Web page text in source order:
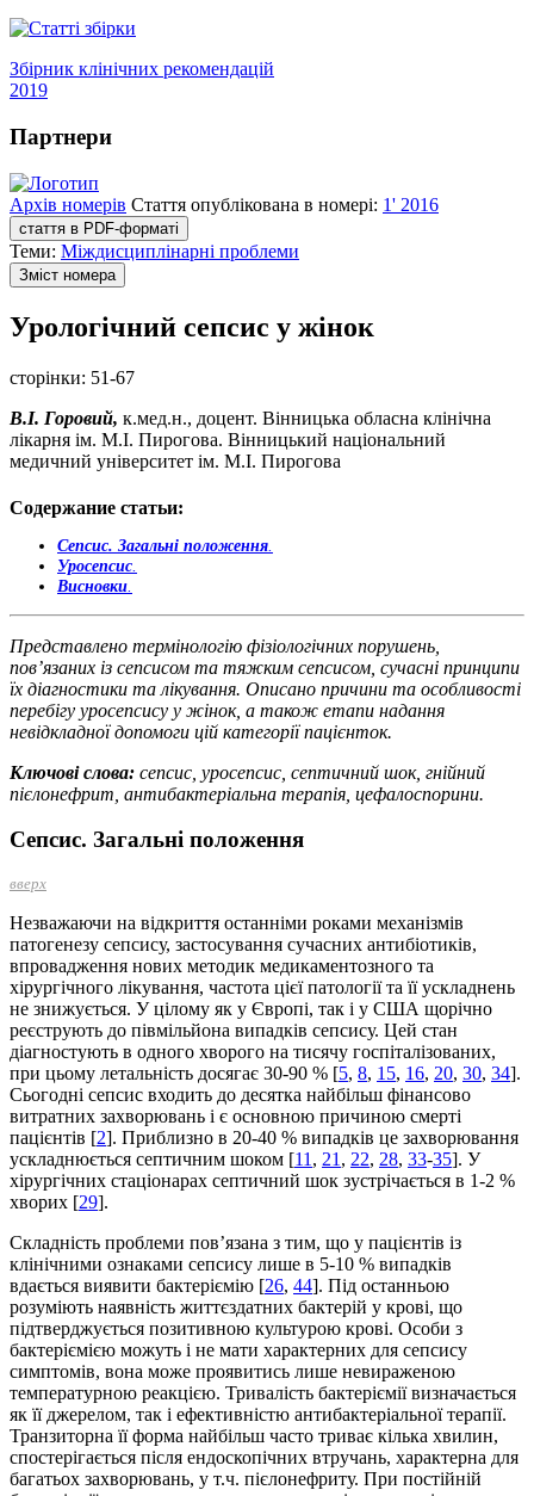
Збірник клінічних рекомендацій
2019
Партнери
Архів номерів Стаття опублікована в номері: 1' 2016
стаття в PDF-форматі
Теми: Міждисциплінарні проблеми
Зміст номера
Урологічний сепсис у жінок
сторінки: 51-67
В.І. Горовий, к.мед.н., доцент. Вінницька обласна клінічна
лікарня ім. М.І. Пирогова. Вінницький національний
медичний університет ім. М.І. Пирогова
Содержание статьи:
Сепсис. Загальні положення.
Уросепсис.
Висновки.
Представлено термінологію фізіологічних порушень,
пов’язаних із сепсисом та тяжким сепсисом, сучасні принципи
їх діагностики та лікування. Описано причини та особливості
перебігу уросепсису у жінок, а також етапи надання
невідкладної допомоги цій категорії пацієнток.
Ключові слова: сепсис, уросепсис, септичний шок, гнійний
пієлонефрит, антибактеріальна терапія, цефалоспорини.
Сепсис. Загальні положення
вверх
Незважаючи на відкриття останніми роками механізмів
патогенезу сепсису, застосування сучасних антибіотиків,
впровадження нових методик медикаментозного та
хірургічного лікування, частота цієї патології та її ускладнень
не знижується. У цілому як у Європі, так і у США щорічно
реєструють до півмільйона випадків сепсису. Цей стан
діагностують в одного хворого на тисячу госпіталізованих,
при цьому летальність досягає 30-90 % [5, 8, 15, 16, 20, 30, 34].
Сьогодні сепсис входить до десятка найбільш фінансово
витратних захворювань і є основною причиною смерті
пацієнтів [2]. Приблизно в 20-40 % випадків це захворювання
ускладнюється септичним шоком [11, 21, 22, 28, 33-35]. У
хірургічних стаціонарах септичний шок зустрічається в 1-2 %
хворих [29].
Складність проблеми пов’язана з тим, що у пацієнтів із
клінічними ознаками сепсису лише в 5-10 % випадків
вдається виявити бактері­ємію [26, 44]. Під останньою
розуміють наявність життєздатних бактерій у крові, що
підтверджується позитивною культурою крові. Особи з
бактеріємією можуть і не мати характерних для сепсису
симптомів, вона може проявитись лише невираженою
температурною реакцією. Тривалість бактеріємії визначається
як її джерелом, так і ефективністю антибактеріальної терапії.
Транзиторна її форма найбільш часто триває кілька хвилин,
спостерігається після ендоскопічних втручань, характерна для
багатьох захворювань, у т.ч. пієлонефриту. При постійній